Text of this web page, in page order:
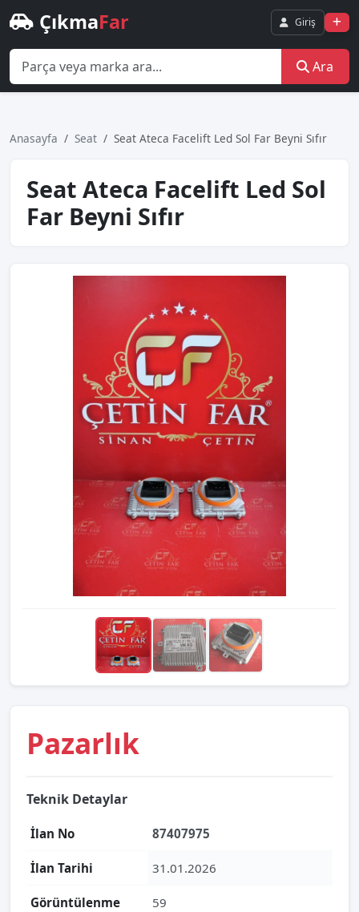
ÇıkmaFar Giriş
Ara
Anasayfa Seat Seat Ateca Facelift Led Sol Far Beyni Sıfır
Seat Ateca Facelift Led Sol
Far Beyni Sıfır
Pazarlık
Teknik Detaylar
İlan No 87407975
İlan Tarihi 31.01.2026
Görüntülenme 59